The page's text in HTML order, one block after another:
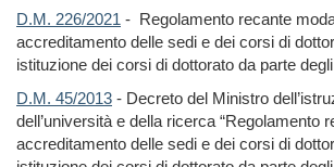
D.M. 226/2021 - Regolamento recante
accreditamento delle sedi e dei corsi di
istituzione dei corsi di dottorato da parte
D.M. 45/2013 - Decreto del Ministro
dell’università e della ricerca “Regolamento
accreditamento delle sedi e dei corsi di